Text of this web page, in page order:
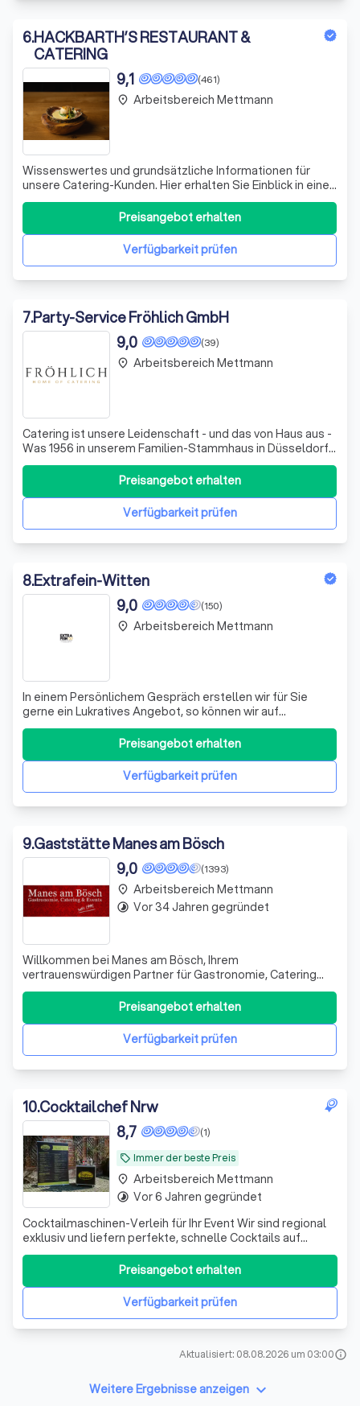
6.HACKBARTH’S RESTAURANT &
CATERING
(461)
9,1
Wissenswertes und grundsätzliche Informationen für
unsere Catering-Kunden. Hier erhalten Sie Einblick in eine
kleine Auswahl unseres Catering-Programms, vom
Fingerfood über das kalt-warme Büffet, Flying-Menü,
Gabelbissen-Menü, Gabelbissen-Büffet bis hin zum
Lunch- und Gala-Menü.Verfügbarkeit prüfen
Preisangebot erhalten
place Arbeitsbereich Mettmann
7.Party-Service Fröhlich GmbH
(39)
9,0
Catering ist unsere Leidenschaft - und das von Haus aus -
Was 1956 in unserem Familien-Stammhaus in Düsseldorf-
Oberkassel begann, ist heute ein Allround-
Cateringunternehmen für Event-, Business-,
Messecatering und Eventgastronomie mit
außergewöhnlichen Locations. Unsere Wurzeln liegen in
Verfügbarkeit prüfen
Preisangebot erhalten
place Arbeitsbereich Mettmann
8.Extrafein-Witten
(150)
9,0
In einem Persönlichem Gespräch erstellen wir für Sie
gerne ein Lukratives Angebot, so können wir auf
Individuelle Wünsche eingehen und Sie berücksichtigen.
Wir organisieren, planen Eure Hochzeit zum Festpreis.
Verfügbarkeit prüfen
Preisangebot erhalten
place Arbeitsbereich Mettmann
9.Gaststätte Manes am Bösch
(1393)
9,0
Willkommen bei Manes am Bösch, Ihrem
vertrauenswürdigen Partner für Gastronomie, Catering
und Events in Dormagen Ückerath. Unsere Geschichte
reicht bis ins Jahr 1860 zurück, als Hermann Amel die
damalige Gaststätte "Zur Waidmannsruh" erwarb. Der
Name "Manes am Bösch" entstand aus der Kombination
Verfügbarkeit prüfen
Preisangebot erhalten
place Arbeitsbereich Mettmann
timelapse Vor 34 Jahren gegründet
10.Cocktailchef Nrw
local_offer Immer der beste Preis
(1)
8,7
Cocktailmaschinen-Verleih für Ihr Event Wir sind regional
exklusiv und liefern perfekte, schnelle Cocktails auf
Knopfdruck. Schluss mit Wartezeiten und teuren
Barkeepern Qualität, Effizienz, Hingucker
Verfügbarkeit prüfen
Preisangebot erhalten
place Arbeitsbereich Mettmann
timelapse Vor 6 Jahren gegründet
Aktualisiert: 08.08.2026 um 03:00info
Weitere Ergebnisse anzeigen keyboard_arrow_down